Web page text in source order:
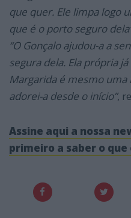
que quer. Ele limpa logo
que é o porto seguro
“O Gonçalo ajudou-a a
segura dela. Ela própriajá
Margarida é mesmo
adorei-a desde o início”,
Assine aqui a nossa
primeiro a saber o